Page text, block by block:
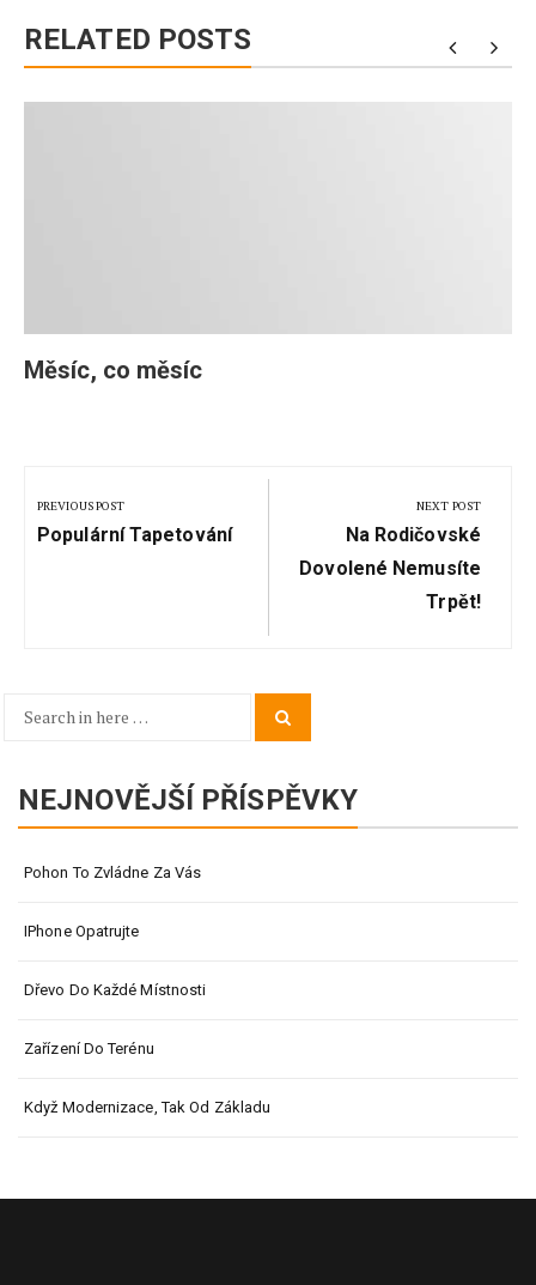
RELATED POSTS
Měsíc, co měsíc
pro
příspěvek
PREVIOUS POST
Previous
Populární Tapetování
NEXT POST
Next
Post:
Na Rodičovské
Dovolené Nemusíte
Trpět!
Search
NEJNOVĚJŠÍ PŘÍSPĚVKY
Pohon To Zvládne Za Vás
IPhone Opatrujte
Dřevo Do Každé Místnosti
Zařízení Do Terénu
Když Modernizace, Tak Od Základu